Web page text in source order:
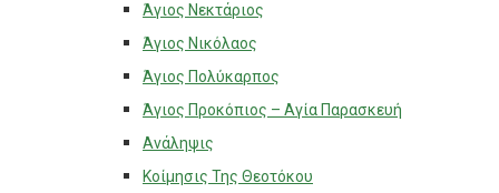
Άγιος Νεκτάριος
Άγιος Νικόλαος
Άγιος Πολύκαρπος
Άγιος Προκόπιος – Αγία Παρασκευή
Ανάληψις
Κοίμησις Της Θεοτόκου